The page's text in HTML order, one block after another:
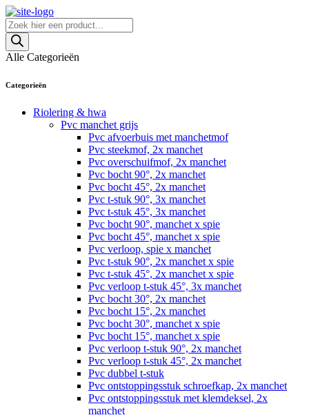
Skip
to
content
Producten
zoeken
Alle Categorieën
Categorieën
Riolering & hwa
Pvc manchet grijs
Pvc afvoerbuis met manchetmof
Pvc steekmof, 2x manchet
Pvc overschuifmof, 2x manchet
Pvc bocht 90°, 2x manchet
Pvc bocht 45°, 2x manchet
Pvc t-stuk 90°, 3x manchet
Pvc t-stuk 45°, 3x manchet
Pvc bocht 90°, manchet x spie
Pvc bocht 45°, manchet x spie
Pvc verloop, spie x manchet
Pvc t-stuk 90°, 2x manchet x spie
Pvc t-stuk 45°, 2x manchet x spie
Pvc verloop t-stuk 45°, 3x manchet
Pvc bocht 30°, 2x manchet
Pvc bocht 15°, 2x manchet
Pvc bocht 30°, manchet x spie
Pvc bocht 15°, manchet x spie
Pvc verloop t-stuk 90°, 2x manchet
Pvc verloop t-stuk 45°, 2x manchet
Pvc dubbel t-stuk
Pvc ontstoppingsstuk schroefkap, 2x manchet
Pvc ontstoppingsstuk met klemdeksel, 2x
manchet